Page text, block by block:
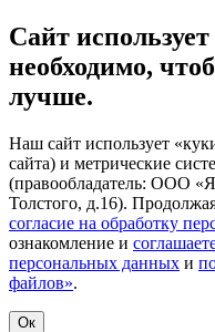
Сайт
необходимо,
лучше.
Наш сайт использует
сайта) и метрические
(правообладатель: ООО
Толстого, д.16).
согласие на обработку
ознакомление и
персональных данных и
файлов».
Ок